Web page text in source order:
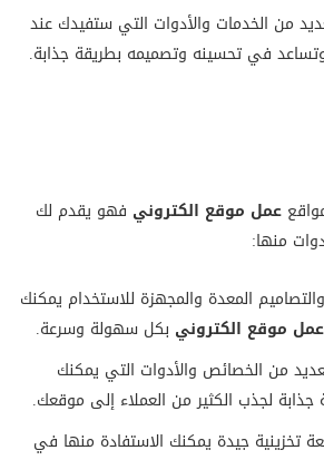
من الخدمات والأدوات التي ستفيدك عند
في تحسينه وتصميمه بطريقة جذابة.
عمل موقع الكتروني فهو يقدم لك
منها:
المعدة والمجهزة للاستخدام يمكنك
عمل موقع الكتروني بكل سهولة وسرعة.
من الخصائص والأدوات التي يمكنك
جذابة لجذب الكثير من العملاء إلى موقعك.
تخزينية جيدة يمكنك الاستفادة منها في